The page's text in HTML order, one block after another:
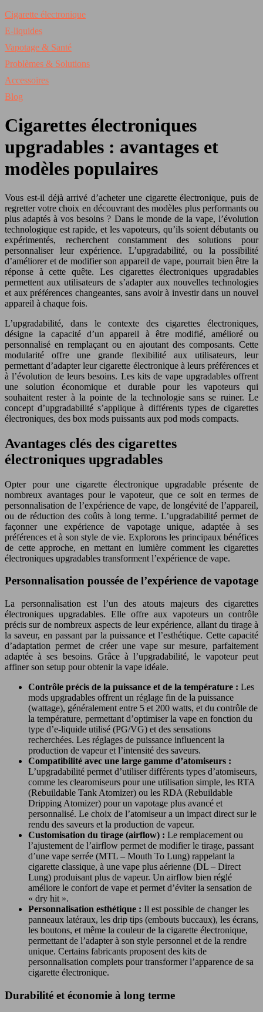
Cigarette électronique
E-liquides
Vapotage & Santé
Problèmes & Solutions
Accessoires
Blog
Cigarettes électroniques
upgradables : avantages et
modèles populaires
Vous est-il déjà arrivé d’acheter une cigarette électronique, puis de
regretter votre choix en découvrant des modèles plus performants ou
plus adaptés à vos besoins ? Dans le monde de la vape, l’évolution
technologique est rapide, et les vapoteurs, qu’ils soient débutants ou
expérimentés, recherchent constamment des solutions pour
personnaliser leur expérience. L’upgradabilité, ou la possibilité
d’améliorer et de modifier son appareil de vape, pourrait bien être la
réponse à cette quête. Les cigarettes électroniques upgradables
permettent aux utilisateurs de s’adapter aux nouvelles technologies
et aux préférences changeantes, sans avoir à investir dans un nouvel
appareil à chaque fois.
L’upgradabilité, dans le contexte des cigarettes électroniques,
désigne la capacité d’un appareil à être modifié, amélioré ou
personnalisé en remplaçant ou en ajoutant des composants. Cette
modularité offre une grande flexibilité aux utilisateurs, leur
permettant d’adapter leur cigarette électronique à leurs préférences et
à l’évolution de leurs besoins. Les kits de vape upgradables offrent
une solution économique et durable pour les vapoteurs qui
souhaitent rester à la pointe de la technologie sans se ruiner. Le
concept d’upgradabilité s’applique à différents types de cigarettes
électroniques, des box mods puissants aux pod mods compacts.
Avantages clés des cigarettes
électroniques upgradables
Opter pour une cigarette électronique upgradable présente de
nombreux avantages pour le vapoteur, que ce soit en termes de
personnalisation de l’expérience de vape, de longévité de l’appareil,
ou de réduction des coûts à long terme. L’upgradabilité permet de
façonner une expérience de vapotage unique, adaptée à ses
préférences et à son style de vie. Explorons les principaux bénéfices
de cette approche, en mettant en lumière comment les cigarettes
électroniques upgradables transforment l’expérience de vape.
Personnalisation poussée de l’expérience de vapotage
La personnalisation est l’un des atouts majeurs des cigarettes
électroniques upgradables. Elle offre aux vapoteurs un contrôle
précis sur de nombreux aspects de leur expérience, allant du tirage à
la saveur, en passant par la puissance et l’esthétique. Cette capacité
d’adaptation permet de créer une vape sur mesure, parfaitement
adaptée à ses besoins. Grâce à l’upgradabilité, le vapoteur peut
affiner son setup pour obtenir la vape idéale.
Contrôle précis de la puissance et de la température : Les
mods upgradables offrent un réglage fin de la puissance
(wattage), généralement entre 5 et 200 watts, et du contrôle de
la température, permettant d’optimiser la vape en fonction du
type d’e-liquide utilisé (PG/VG) et des sensations
recherchées. Les réglages de puissance influencent la
production de vapeur et l’intensité des saveurs.
Compatibilité avec une large gamme d’atomiseurs :
L’upgradabilité permet d’utiliser différents types d’atomiseurs,
comme les clearomiseurs pour une utilisation simple, les RTA
(Rebuildable Tank Atomizer) ou les RDA (Rebuildable
Dripping Atomizer) pour un vapotage plus avancé et
personnalisé. Le choix de l’atomiseur a un impact direct sur le
rendu des saveurs et la production de vapeur.
Customisation du tirage (airflow) : Le remplacement ou
l’ajustement de l’airflow permet de modifier le tirage, passant
d’une vape serrée (MTL – Mouth To Lung) rappelant la
cigarette classique, à une vape plus aérienne (DL – Direct
Lung) produisant plus de vapeur. Un airflow bien réglé
améliore le confort de vape et permet d’éviter la sensation de
« dry hit ».
Personnalisation esthétique : Il est possible de changer les
panneaux latéraux, les drip tips (embouts buccaux), les écrans,
les boutons, et même la couleur de la cigarette électronique,
permettant de l’adapter à son style personnel et de la rendre
unique. Certains fabricants proposent des kits de
personnalisation complets pour transformer l’apparence de sa
cigarette électronique.
Durabilité et économie à long terme